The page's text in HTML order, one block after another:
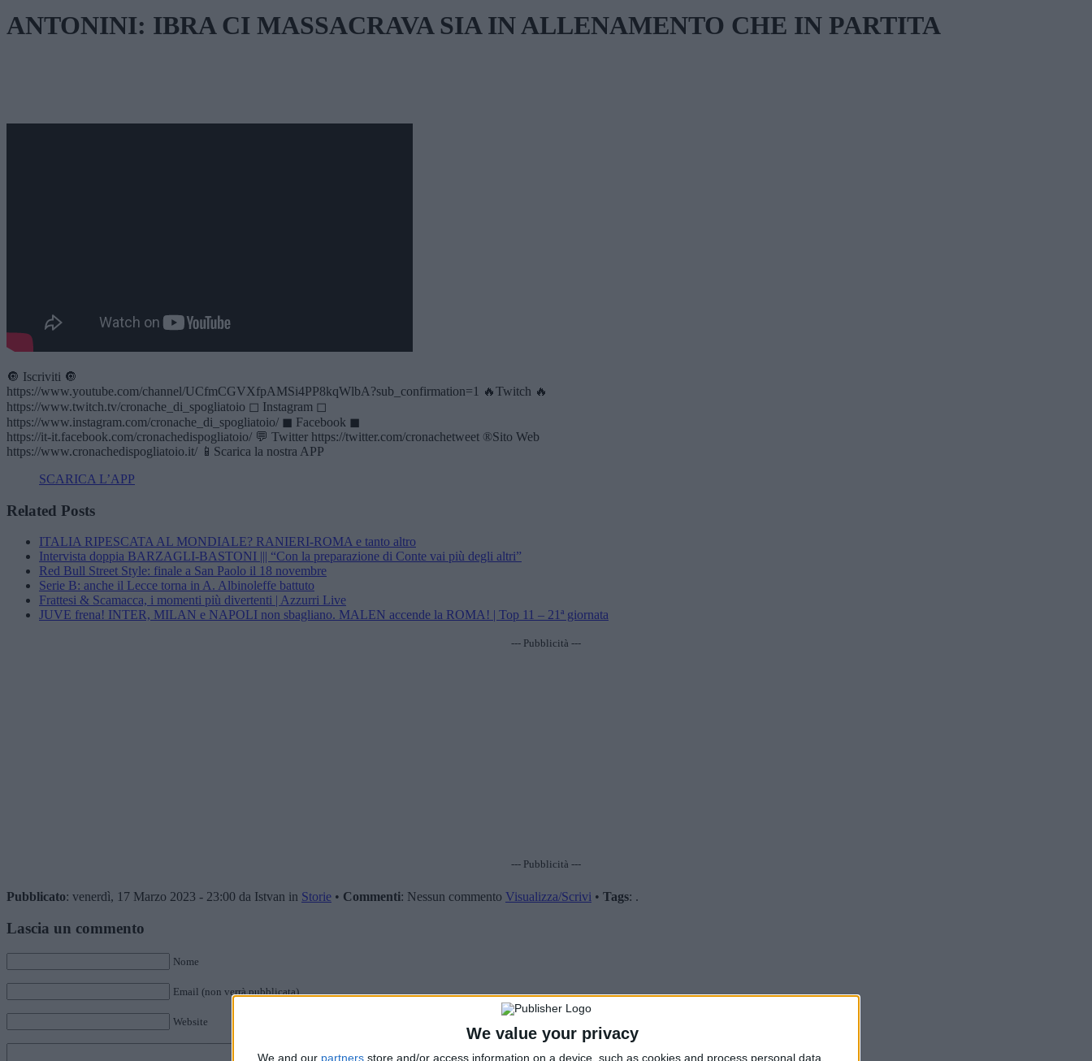
We value your privacy
We and our partners store and/or access information on a device, such as cookies and process personal data,
ANTONINI: IBRA CI MASSACRAVA SIA IN ALLENAMENTO CHE IN PARTITA
🔘 Iscriviti 🔘
https://www.youtube.com/channel/UCfmCGVXfpAMSi4PP8kqWlbA?sub_confirmation=1 🔥Twitch 🔥
https://www.twitch.tv/cronache_di_spogliatoio ◻ Instagram ◻
https://www.instagram.com/cronache_di_spogliatoio/ ◼ Facebook ◼
https://it-it.facebook.com/cronachedispogliatoio/ 💬 Twitter https://twitter.com/cronachetweet ®Sito Web
https://www.cronachedispogliatoio.it/ 📱Scarica la nostra APP
SCARICA L’APP
Related Posts
ITALIA RIPESCATA AL MONDIALE? RANIERI-ROMA e tanto altro
Intervista doppia BARZAGLI-BASTONI ||| “Con la preparazione di Conte vai più degli altri”
Red Bull Street Style: finale a San Paolo il 18 novembre
Serie B: anche il Lecce torna in A. Albinoleffe battuto
Frattesi & Scamacca, i momenti più divertenti | Azzurri Live
JUVE frena! INTER, MILAN e NAPOLI non sbagliano. MALEN accende la ROMA! | Top 11 – 21ª giornata
--- Pubblicità ---
--- Pubblicità ---
Pubblicato: venerdì, 17 Marzo 2023 - 23:00 da Istvan in Storie • Commenti: Nessun commento Visualizza/Scrivi • Tags: .
Lascia un commento
Nome
Email (non verrà pubblicata)
Website